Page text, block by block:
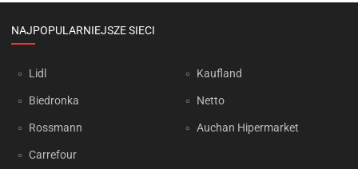
NAJPOPULARNIEJSZE SIECI
Lidl
Biedronka
Rossmann
Carrefour
Kaufland
Netto
Auchan Hipermarket